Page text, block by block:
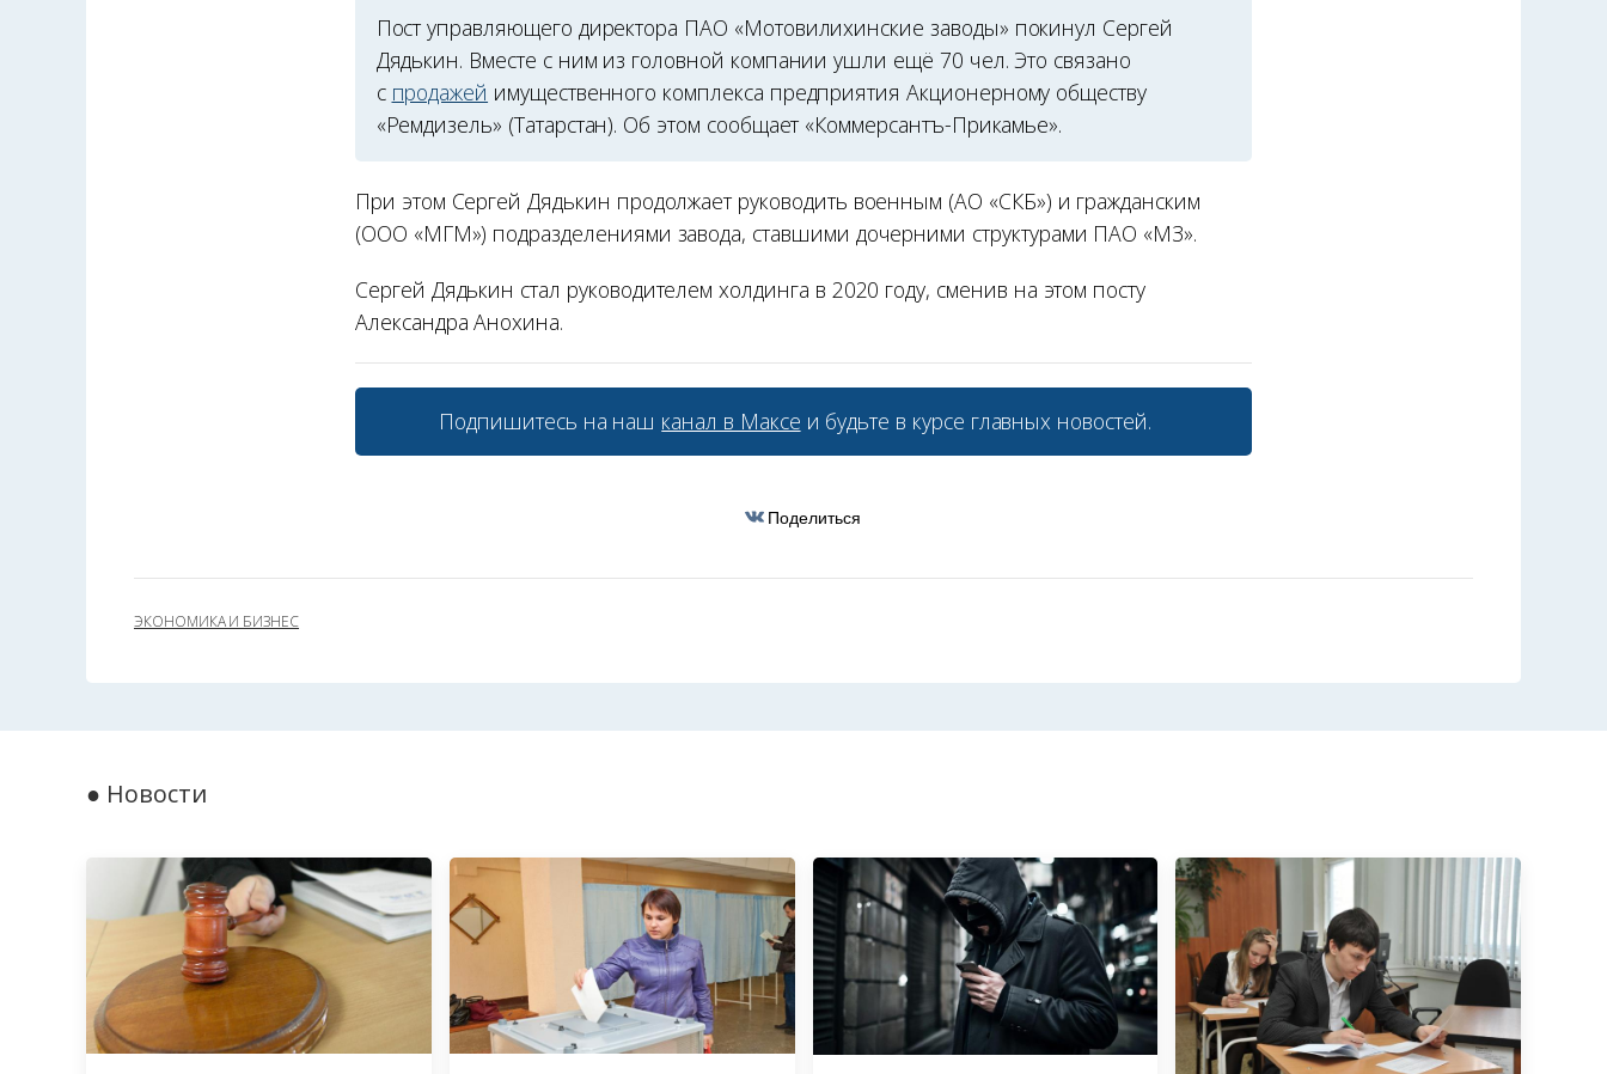
Пост управляющего директора ПАО «Мотовилихинские заводы» покинул Сергей
Дядькин. Вместе с ним из головной компании ушли ещё 70 чел. Это связано
с продажей имущественного комплекса предприятия Акционерному обществу
«Ремдизель» (Татарстан). Об этом сообщает «Коммерсантъ-Прикамье».
При этом Сергей Дядькин продолжает руководить военным (АО «СКБ») и гражданским
(ООО «МГМ») подразделениями завода, ставшими дочерними структурами ПАО «МЗ».
Сергей Дядькин стал руководителем холдинга в 2020 году, сменив на этом посту
Александра Анохина.
Подпишитесь на наш канал в Максе и будьте в курсе главных новостей.
Поделиться
ЭКОНОМИКА И БИЗНЕС
● Новости